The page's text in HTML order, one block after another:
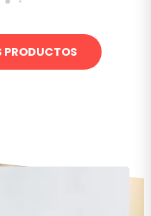
PRODUCTOS